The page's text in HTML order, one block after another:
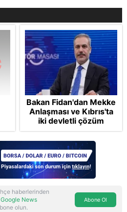
Bakan Fidan'dan Mekke
Anlaşması ve Kıbrıs'ta
iki devletli çözüm
mesajı: Bize
saldırmayan hiçbir ülke
hedefimizde değil
haberlerinden
Google News
olun.
Abone Ol